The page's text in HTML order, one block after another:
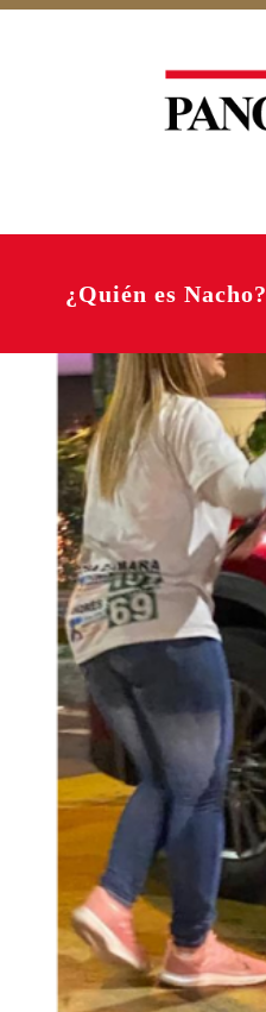
¿Quién es Nacho?